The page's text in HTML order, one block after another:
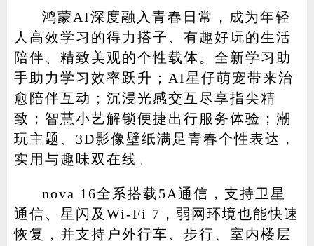
鸿蒙AI深度融入青春日常，成为年轻
人高效学习的得力搭子、有趣好玩的生活
陪伴、精致美观的个性载体。全新学习助
手助力学习效率跃升；AI星仔萌宠带来治
愈陪伴互动；沉浸光感交互尽享指尖精
致；智慧小艺解锁便捷出行服务体验；潮
玩主题、3D影像壁纸满足青春个性表达，
实用与趣味双在线。
nova 16全系搭载5A通信，支持卫星
通信、星闪及Wi-Fi 7，弱网环境也能快速
恢复，并支持户外行车、步行、室内楼层